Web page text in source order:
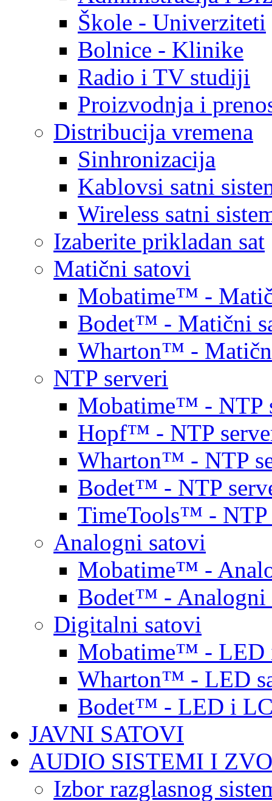
Škole - Univerziteti
Bolnice - Klinike
Radio i TV studiji
Proizvodnja i
Distribucija vremena
Sinhronizacija
Kablovsi satni
Wireless satni
Izaberite prikladan sat
Matični satovi
Mobatime™ -
Bodet™ - Matični
Wharton™ -
NTP serveri
Mobatime™ - NTP
Hopf™ - NTP
Wharton™ - NTP
Bodet™ - NTP
TimeTools™ - NTP
Analogni satovi
Mobatime™ -
Bodet™ - Analogni
Digitalni satovi
Mobatime™ - LED
Wharton™ - LED
Bodet™ - LED i
JAVNI SATOVI
AUDIO SISTEMI I
Izbor razglasnog